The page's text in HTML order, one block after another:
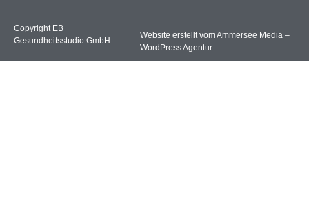
Copyright EB
Gesundheitsstudio GmbH
Website erstellt vom Ammersee Media –
WordPress Agentur